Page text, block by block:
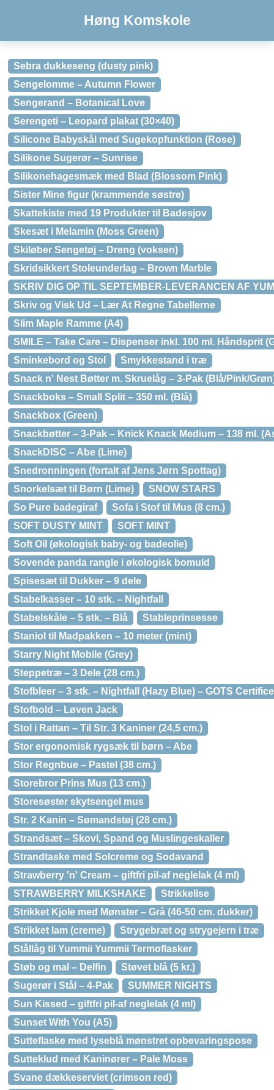
Høng Komskole
Sebra dukkeseng (dusty pink)
Sengelomme – Autumn Flower
Sengerand – Botanical Love
Serengeti – Leopard plakat (30×40)
Silicone Babyskål med Sugekopfunktion (Rose)
Silikone Sugerør – Sunrise
Silikonehagesmæk med Blad (Blossom Pink)
Sister Mine figur (krammende søstre)
Skattekiste med 19 Produkter til Badesjov
Skesæt i Melamin (Moss Green)
Skiløber Sengetøj – Dreng (voksen)
Skridsikkert Stoleunderlag – Brown Marble
SKRIV DIG OP TIL SEPTEMBER-LEVERANCEN AF
Skriv og Visk Ud – Lær At Regne Tabellerne
Slim Maple Ramme (A4)
SMILE – Take Care – Dispenser inkl. 100 ml. Håndsprit
Sminkebord og Stol
Smykkestand i træ
Snack n' Nest Bøtter m. Skruelåg – 3-Pak (Blå/Pink/
Snackboks – Small Split – 350 ml. (Blå)
Snackbox (Green)
Snackbøtter – 3-Pak – Knick Knack Medium – 138 ml.
SnackDISC – Abe (Lime)
Snedronningen (fortalt af Jens Jørn Spottag)
Snorkelsæt til Børn (Lime)
SNOW STARS
So Pure badegiraf
Sofa i Stof til Mus (8 cm.)
SOFT DUSTY MINT
SOFT MINT
Soft Oil (økologisk baby- og badeolie)
Sovende panda rangle i økologisk bomuld
Spisesæt til Dukker – 9 dele
Stabelkasser – 10 stk. – Nightfall
Stabelskåle – 5 stk. – Blå
Stableprinsesse
Staniol til Madpakken – 10 meter (mint)
Starry Night Mobile (Grey)
Steppetræ – 3 Dele (28 cm.)
Stofbleer – 3 stk. – Nightfall (Hazy Blue) – GOTS
Stofbold – Løven Jack
Stol i Rattan – Til Str. 3 Kaniner (24,5 cm.)
Stor ergonomisk rygsæk til børn – Abe
Stor Regnbue – Pastel (38 cm.)
Storebror Prins Mus (13 cm.)
Storesøster skytsengel mus
Str. 2 Kanin – Sømandstøj (28 cm.)
Strandsæt – Skovl, Spand og Muslingeskaller
Strandtaske med Solcreme og Sodavand
Strawberry 'n' Cream – giftfri pil-af neglelak (4 ml)
STRAWBERRY MILKSHAKE
Strikkelise
Strikket Kjole med Mønster – Grå (46-50 cm. dukker)
Strikket lam (creme)
Strygebræt og strygejern i træ
Stållåg til Yummii Yummii Termoflasker
Støb og mal – Delfin
Støvet blå (5 kr.)
Sugerør i Stål – 4-Pak
SUMMER NIGHTS
Sun Kissed – giftfri pil-af neglelak (4 ml)
Sunset With You (A5)
Sutteflaske med lyseblå mønstret opbevaringspose
Sutteklud med Kaninører – Pale Moss
Svane dækkeserviet (crimson red)